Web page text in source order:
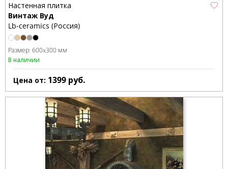
Настенная плитка
Винтаж Вуд
Lb-ceramics (Россия)
Размер: 600x300 мм
В наличии
Цена от: 1399 руб.